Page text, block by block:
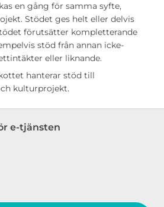
en gång för samma syfte,
Stödet ges helt eller delvis
förutsätter kompletterande
stöd från annan icke-
eller liknande.
hanterar stöd till
kulturprojekt.
e-tjänsten